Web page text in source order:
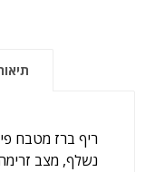
ריף ברז מטבח
נשלף, מצב